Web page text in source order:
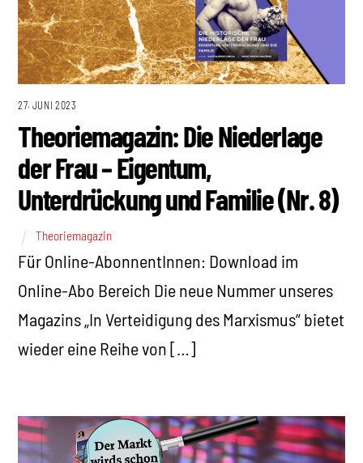
27. JUNI 2023
Theoriemagazin: Die Niederlage
der Frau – Eigentum,
Unterdrückung und Familie (Nr. 8)
Theoriemagazin
Für Online-AbonnentInnen: Download im
Online-Abo Bereich Die neue Nummer unseres
Magazins „In Verteidigung des Marxismus“ bietet
wieder eine Reihe von […]